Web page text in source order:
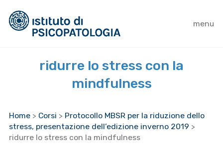
menu
ridurre lo stress con la
mindfulness
Home > Corsi > Protocollo MBSR per la riduzione dello
stress, presentazione dell’edizione inverno 2019 >
ridurre lo stress con la mindfulness